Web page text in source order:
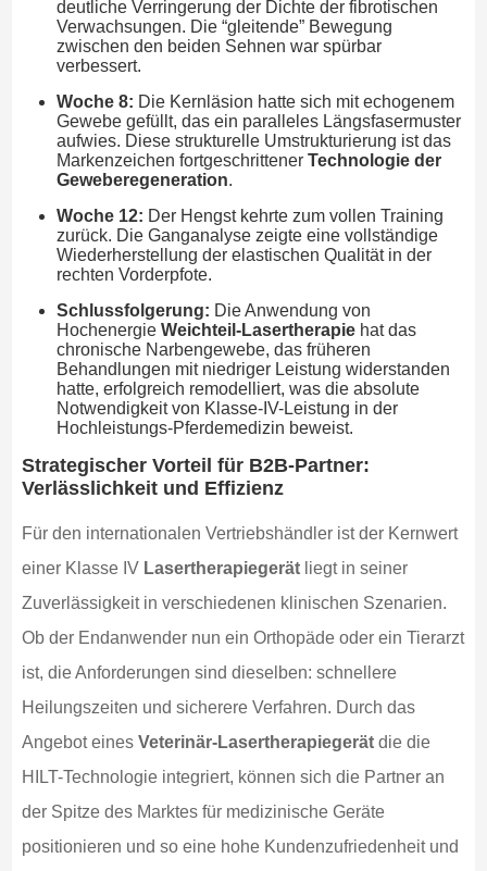
deutliche Verringerung der Dichte der fibrotischen
Verwachsungen. Die “gleitende” Bewegung
zwischen den beiden Sehnen war spürbar
verbessert.
Woche 8: Die Kernläsion hatte sich mit echogenem
Gewebe gefüllt, das ein paralleles Längsfasermuster
aufwies. Diese strukturelle Umstrukturierung ist das
Markenzeichen fortgeschrittener Technologie der
Geweberegeneration.
Woche 12: Der Hengst kehrte zum vollen Training
zurück. Die Ganganalyse zeigte eine vollständige
Wiederherstellung der elastischen Qualität in der
rechten Vorderpfote.
Schlussfolgerung: Die Anwendung von
Hochenergie Weichteil-Lasertherapiehat das
chronische Narbengewebe, das früheren
Behandlungen mit niedriger Leistung widerstanden
hatte, erfolgreich remodelliert, was die absolute
Notwendigkeit von Klasse-IV-Leistung in der
Hochleistungs-Pferdemedizin beweist.
Strategischer Vorteil für B2B-Partner:
Verlässlichkeit und Effizienz
Für den internationalen Vertriebshändler ist der Kernwert
einer Klasse IV Lasertherapiegerätliegt in seiner
Zuverlässigkeit in verschiedenen klinischen Szenarien.
Ob der Endanwender nun ein Orthopäde oder ein Tierarzt
ist, die Anforderungen sind dieselben: schnellere
Heilungszeiten und sicherere Verfahren. Durch das
Angebot eines Veterinär-Lasertherapiegerätdie die
HILT-Technologie integriert, können sich die Partner an
der Spitze des Marktes für medizinische Geräte
positionieren und so eine hohe Kundenzufriedenheit und